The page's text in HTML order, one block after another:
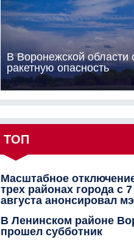
В Воронежской области
ракетную опасность
ТОП
Масштабное
трех районах города с
августа анонсировал
В Ленинском районе
прошел субботник